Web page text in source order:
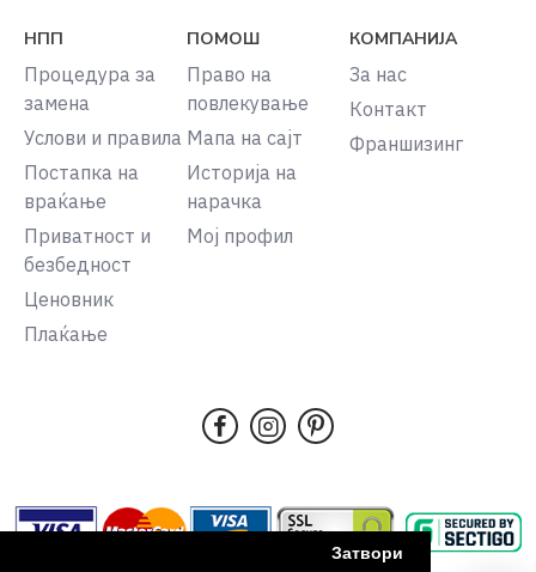
Затвори
НПП
Процедура за
замена
Услови и правила
Постапка на
враќање
Приватност и
безбедност
Ценовник
Плаќање
ПОМОШ
Право на
повлекување
Мапа на сајт
Историја на
нарачка
Мој профил
КОМПАНИЈА
За нас
Контакт
Франшизинг